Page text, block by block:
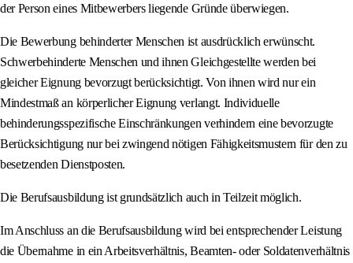
der Person eines Mitbewerbers liegende Gründe überwiegen.
Die Bewerbung behinderter Menschen ist ausdrücklich erwünscht.
Schwerbehinderte Menschen und ihnen Gleichgestellte werden bei
gleicher Eignung bevorzugt berücksichtigt. Von ihnen wird nur ein
Mindestmaß an körperlicher Eignung verlangt. Individuelle
behinderungsspezifische Einschränkungen verhindern eine bevorzugte
Berücksichtigung nur bei zwingend nötigen Fähigkeitsmustern für den zu
besetzenden Dienstposten.
Die Berufsausbildung ist grundsätzlich auch in Teilzeit möglich.
Im Anschluss an die Berufsausbildung wird bei entsprechender Leistung
die Übernahme in ein Arbeitsverhältnis, Beamten- oder Soldatenverhältnis